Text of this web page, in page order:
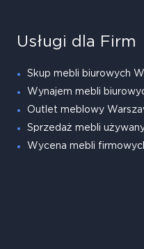
Usługi dla Firm
Skup mebli biurowych
Wynajem mebli
Outlet meblowy
Sprzedaż mebli
Wycena mebli